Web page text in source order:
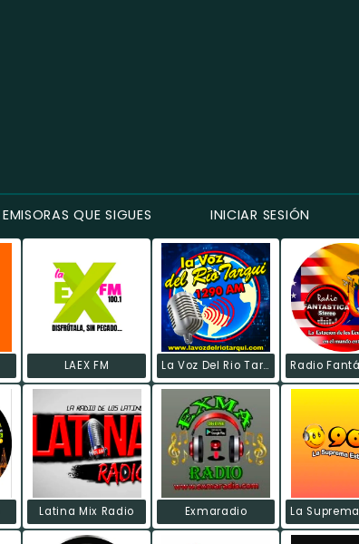
EMISORAS QUE SIGUES INICIAR SESIÓN
LAEX FM La Voz Del Rio Tarqui
Latina Mix Radio Exmaradio